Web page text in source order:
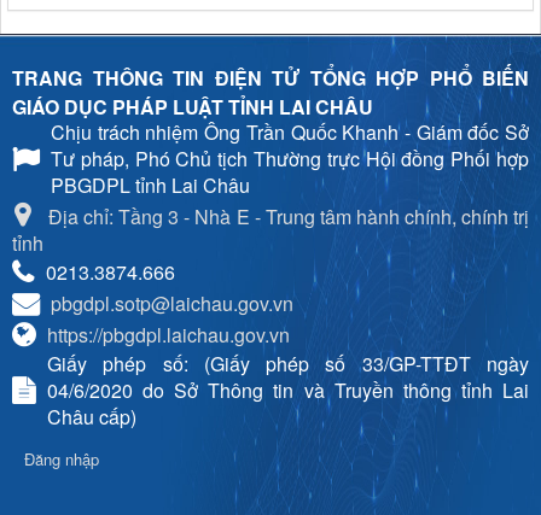
TRANG THÔNG TIN ĐIỆN TỬ TỔNG HỢP PHỔ BIẾN
GIÁO DỤC PHÁP LUẬT TỈNH LAI CHÂU
Chịu trách nhiệmÔng Trần Quốc Khanh - Giám đốc Sở
Tư pháp, Phó Chủ tịch Thường trực Hội đồng Phối hợp
PBGDPL tỉnh Lai Châu
Địa chỉ: Tầng 3 - Nhà E - Trung tâm hành chính, chính trị
tỉnh
0213.3874.666
pbgdpl.sotp@laichau.gov.vn
https://pbgdpl.laichau.gov.vn
Giấy phép số: (Giấy phép số 33/GP-TTĐT ngày
04/6/2020 do Sở Thông tin và Truyền thông tỉnh Lai
Châu cấp)
Đăng nhập